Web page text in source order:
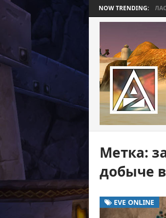
NOW TRENDING:
BEE 2. ЧАСТЬ 4: ВОЙНА, КОТОРАЯ ЗАКОНЧИЛАСЬ
Метка:
добыче
EVE ONLINE